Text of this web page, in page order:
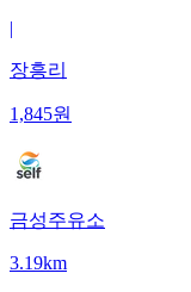
|
장흥리
1,845원
금성주유소
3.19km